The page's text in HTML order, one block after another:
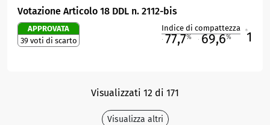
Votazione Articolo 18 DDL n. 2112-bis
APPROVATA
39 voti di scarto
Indice di compattezza
77,7% 69,6% 1
Visualizzati 12 di 171
Visualizza altri